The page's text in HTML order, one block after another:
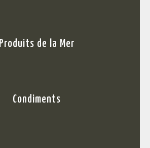
Produits de la Mer
Condiments